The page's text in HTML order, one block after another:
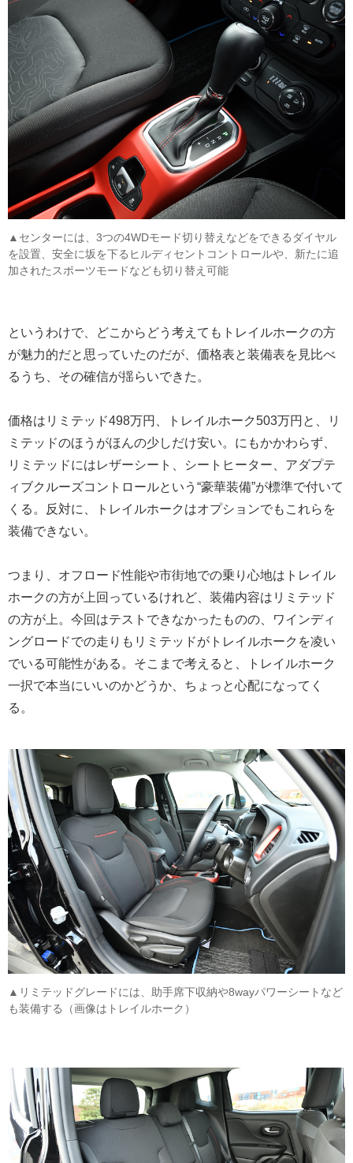
▲センターには、3つの4WDモード切り替えなどをできるダイヤル
を設置、安全に坂を下るヒルディセントコントロールや、新たに追
加されたスポーツモードなども切り替え可能
というわけで、どこからどう考えてもトレイルホークの方
が魅力的だと思っていたのだが、価格表と装備表を見比べ
るうち、その確信が揺らいできた。
価格はリミテッド498万円、トレイルホーク503万円と、リ
ミテッドのほうがほんの少しだけ安い。にもかかわらず、
リミテッドにはレザーシート、シートヒーター、アダプテ
ィブクルーズコントロールという“豪華装備”が標準で付いて
くる。反対に、トレイルホークはオプションでもこれらを
装備できない。
つまり、オフロード性能や市街地での乗り心地はトレイル
ホークの方が上回っているけれど、装備内容はリミテッド
の方が上。今回はテストできなかったものの、ワインディ
ングロードでの走りもリミテッドがトレイルホークを凌い
でいる可能性がある。そこまで考えると、トレイルホーク
一択で本当にいいのかどうか、ちょっと心配になってく
る。
▲リミテッドグレードには、助手席下収納や8wayパワーシートなど
も装備する（画像はトレイルホーク）